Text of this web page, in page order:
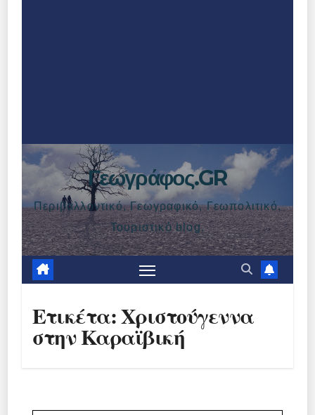
Γεωγράφος.GR
Περιβαλλοντικό, Γεωγραφικό, Γεωπολιτικό,
Τουριστικό blog.
Ετικέτα:Χριστούγεννα
στην Καραϊβική